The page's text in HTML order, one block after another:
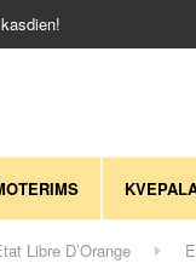
Libre D’Orange